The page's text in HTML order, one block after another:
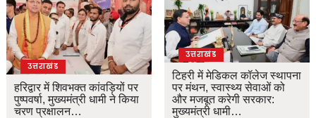
उत्तराखंड
हरिद्वार में शिवभक्त कांवड़ियों पर
पुष्पवर्षा, मुख्यमंत्री धामी ने किया
चरण प्रक्षालन…
उत्तराखंड
टिहरी में मेडिकल कॉलेज स्थापना
पर मंथन, स्वास्थ्य सेवाओं को
और मजबूत करेगी सरकार:
मुख्यमंत्री धामी…